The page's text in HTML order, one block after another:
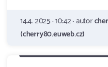
14.4. 2025 · 10:42 · autor
(cherry80.euweb.cz)